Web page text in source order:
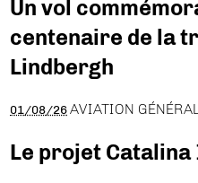
Un vol
centenaire de la
Lindbergh
01/08/26 AVIATION
Le projet